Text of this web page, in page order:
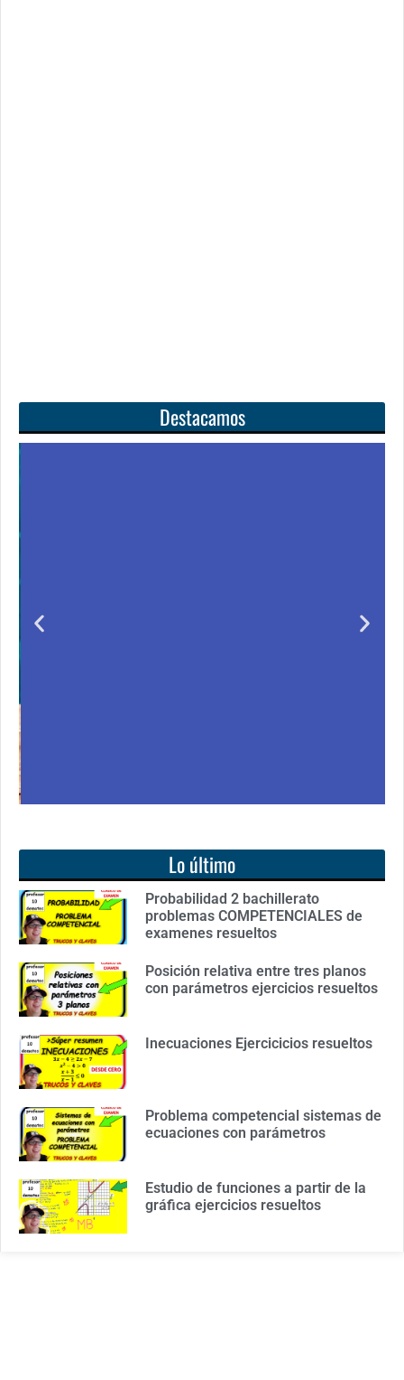
Destacamos
Lo último
Probabilidad 2 bachillerato
problemas COMPETENCIALES de
examenes resueltos
Posición relativa entre tres planos
con parámetros ejercicios resueltos
Inecuaciones Ejercicicios resueltos
Problema competencial sistemas de
ecuaciones con parámetros
Estudio de funciones a partir de la
gráfica ejercicios resueltos